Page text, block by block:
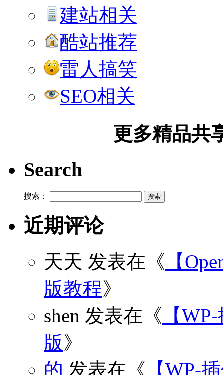
建站相关
酷站推荐
雷人搞笑
SEO相关
更多精品共
Search
搜索：
近期评论
天天 发表在《 【
版教程》
shen 发表在《 【
版》
的 发表在《 【WP-